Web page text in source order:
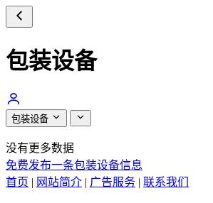
包装设备
包装设备
没有更多数据
免费发布一条包装设备信息
首页 | 网站简介 | 广告服务 | 联系我们